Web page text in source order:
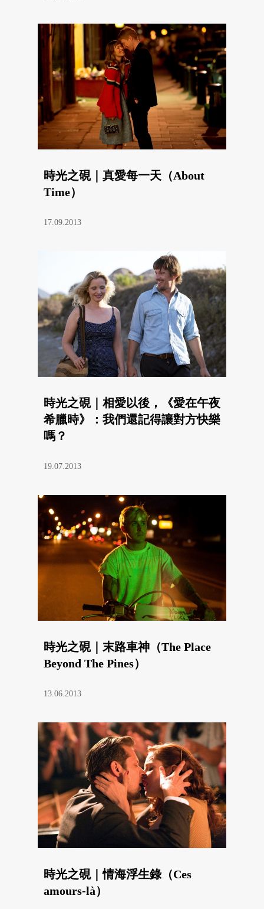
時光之硯｜真愛每一天（About
Time）
17.09.2013
時光之硯｜相愛以後，《愛在午夜
希臘時》：我們還記得讓對方快樂
嗎？
19.07.2013
時光之硯｜末路車神（The Place
Beyond The Pines）
13.06.2013
時光之硯｜情海浮生錄（Ces
amours-là）